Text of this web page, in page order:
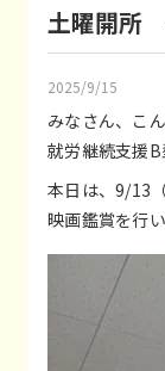
土曜開所
2025/9/15
みなさん、こ
就労継続支援B
本日は、9/13
映画鑑賞を行